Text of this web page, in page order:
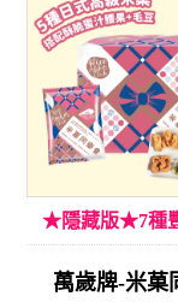
★隱藏版★7種
萬歲牌-米菓